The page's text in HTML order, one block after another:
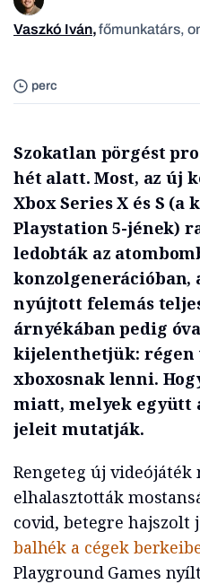
perc
Vaszkó Iván,főmunkatárs,
Szokatlan pörgést
hét alatt. Most, az új
Xbox Series X és S (a
Playstation 5-jének)
ledobták az
konzolgenerációban,
nyújtott felemás
árnyékában pedig
kijelenthetjük: régen
xboxosnak lenni.
miatt, melyek együtt
jeleit mutatják.
Rengeteg új videójáték
elhalasztották
covid, betegre hajszolt
balhék a cégek
Playground Games